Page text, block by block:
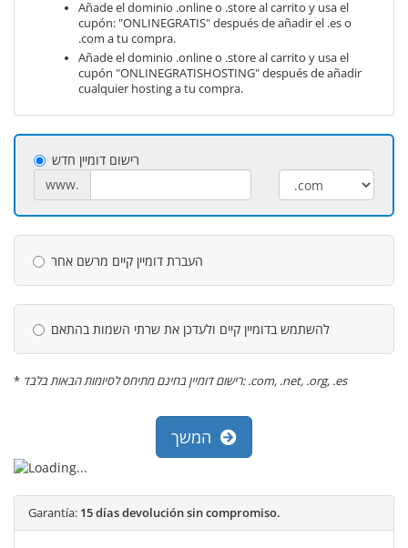
Añade el dominio .online o .store al carrito y usa el
cupón: "ONLINEGRATIS" después de añadir el .es o
.com a tu compra.
Añade el dominio .online o .store al carrito y usa el
cupón "ONLINEGRATISHOSTING" después de añadir
cualquier hosting a tu compra.
רישום דומיין חדש
www.
העברת דומיין קיים מרשם אחר
להשתמש בדומיין קיים ולעדכן את שרתי השמות בהתאם
* רישום דומיין בחינם מתיחס לסיומות הבאות בלבד: .com, .net, .org, .es
Garantía: 15 días devolución sin compromiso.